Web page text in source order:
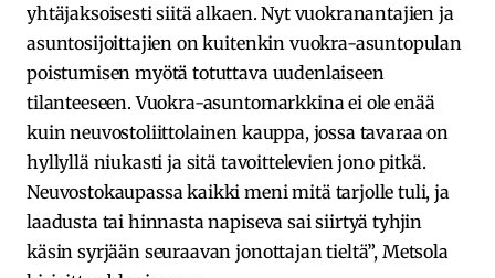
yhtäjaksoisesti siitä alkaen. Nyt vuokranantajien ja
asuntosijoittajien on kuitenkin vuokra-asuntopulan
poistumisen myötä totuttava uudenlaiseen
tilanteeseen. Vuokra-asuntomarkkina ei ole enää
kuin neuvostoliittolainen kauppa, jossa tavaraa on
hyllyllä niukasti ja sitä tavoittelevien jono pitkä.
Neuvostokaupassa kaikki meni mitä tarjolle tuli, ja
laadusta tai hinnasta napiseva sai siirtyä tyhjin
käsin syrjään seuraavan jonottajan tieltä”, Metsola